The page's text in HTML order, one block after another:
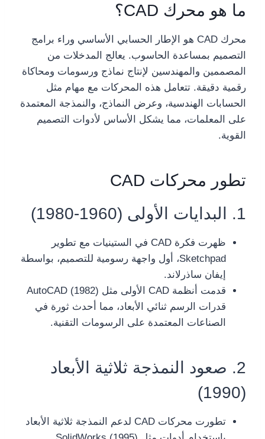
ما هو محرك CAD؟
محرك CAD هو الإطار الحسابي الأساسي وراء برامج
التصميم بمساعدة الحاسوب. يعالج المدخلات من
المصممين والمهندسين لإنتاج نماذج ورسومات ومحاكاة
رقمية دقيقة. تتعامل هذه المحركات مع مهام مثل
الحسابات الهندسية، وعرض النماذج، والنمذجة المعتمدة
على المعلمات، مما يشكل الأساس لأدوات التصميم
القوية.
تطور محركات CAD
1. البدايات الأولى (1960-1980)
ظهرت فكرة CAD في الستينيات مع تطوير
Sketchpad، أول واجهة رسومية للتصميم، بواسطة
إيفان ساذرلاند.
قدمت أنظمة CAD الأولى مثل AutoCAD (1982)
قدرات الرسم ثنائي الأبعاد، مما أحدث ثورة في
الصناعات المعتمدة على الرسومات التقنية.
2. صعود النمذجة ثلاثية الأبعاد
(1990)
تطورت محركات CAD لدعم النمذجة ثلاثية الأبعاد